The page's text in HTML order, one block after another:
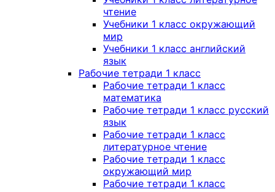
чтение
Учебники 1 класс окружающий
мир
Учебники 1 класс английский
язык
Рабочие тетради 1 класс
Рабочие тетради 1 класс
математика
Рабочие тетради 1 класс русский
язык
Рабочие тетради 1 класс
литературное чтение
Рабочие тетради 1 класс
окружающий мир
Рабочие тетради 1 класс